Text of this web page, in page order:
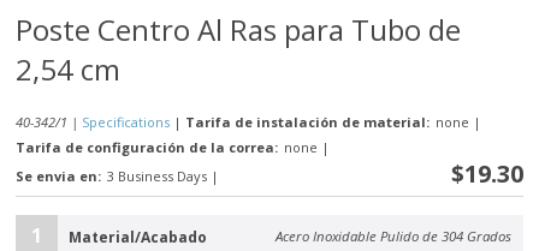
Poste Centro Al Ras para Tubo de
2,54 cm
40-342/1 | Specifications | Tarifa de instalación de material: none |
Tarifa de configuración de la correa: none |
Se envia en: 3 Business Days | $19.30
1 Material/Acabado Acero Inoxidable Pulido de 304 Grados